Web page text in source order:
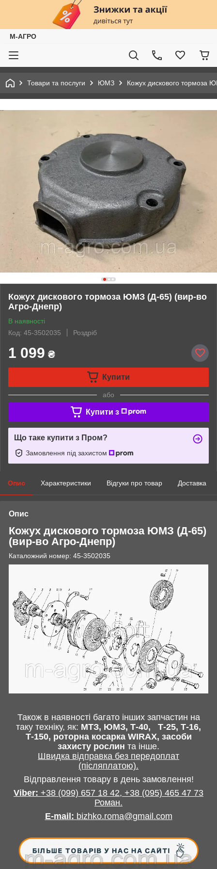
М-АГРО
Товари та послуги ЮМЗ Кожух дискового тормоза
Кожух дискового тормоза ЮМЗ (Д-65) (вир-во
Агро-Днепр)
В наявності
Код: 45-3502035
Роздріб
1 099 ₴
Купити
або
Купити з
Що таке купити з Пром?
Замовлення під захистом
Опис Характеристики Відгуки про товар Доставка
Опис
Кожух дискового тормоза ЮМЗ (Д-65)
(вир-во Агро-Днепр)
Каталожний номер: 45-3502035
Також в наявності багато інших запчастин на
таку техніку, як: МТЗ, ЮМЗ, Т-40,
Т-25, Т-16,
Т-150, роторна косарка WIRAX, засоби
захисту рослин та інше.
Швидка відправка без передоплат
(післяплатою).
Відправлення товару в день замовлення!
Viber: +38 (099) 657 18 42, +38 (095) 465 47 73
Роман.
E-mail : bizhko.roma@gmail.com